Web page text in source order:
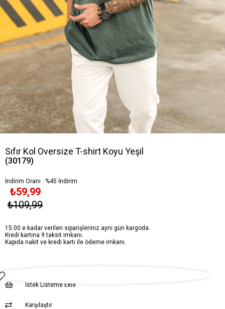
Sıfır Kol Oversize T-shirt Koyu Yeşil
(30179)
İndirim Oranı : %45 İndirim
₺109,99
₺59,99
15:00 e kadar verilen siparişleriniz aynı gün kargoda.
Kredi kartına 9 taksit imkanı.
Kapıda nakit ve kredi kartı ile ödeme imkanı.
İstek Listeme Ekle
Karşılaştır